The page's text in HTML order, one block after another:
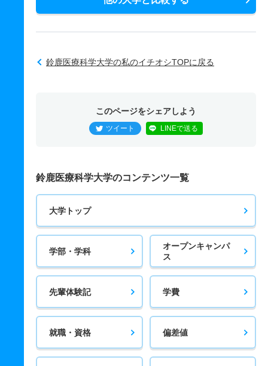
鈴鹿医療科学大学の私のイチオシTOPに戻る
このページをシェアしよう
ツイート LINEで送る
鈴鹿医療科学大学のコンテンツ一覧
大学トップ
学部・学科
オープンキャンパ
ス
先輩体験記 学費
就職・資格 偏差値